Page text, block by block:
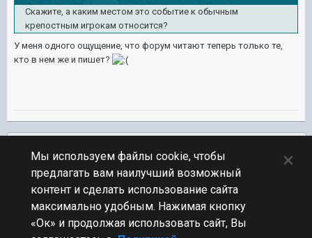
Скажите, а каким местом это событие к обычным
крепостным игрокам относится?
У меня одного ощущение, что форум читают теперь только те,
кто в нем же и пишет?
ПЕРЕЙТИ К СПИСКУ ТЕМ
Обсуждение Мира Кораблей
Мы используем файлы cookie, чтобы
предлагать вам наилучший возможный
контент и сделать использование сайта
максимально удобным. Нажимая кнопку
«Ок» и продолжая использовать сайт, Вы
×